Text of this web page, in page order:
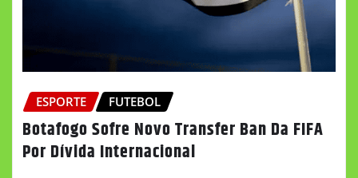
ESPORTE FUTEBOL
Botafogo Sofre Novo Transfer Ban Da FIFA
Por Dívida Internacional